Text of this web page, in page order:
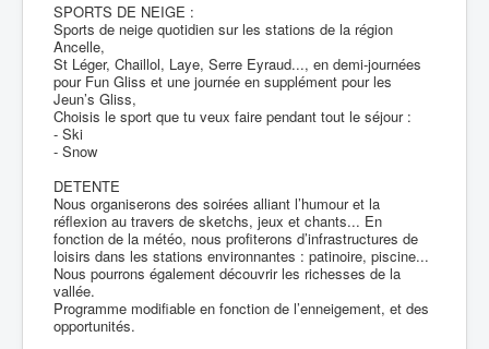
SPORTS DE NEIGE :
Sports de neige quotidien sur les stations de la région
Ancelle,
St Léger, Chaillol, Laye, Serre Eyraud..., en demi-journées
pour Fun Gliss et une journée en supplément pour les
Jeun’s Gliss,
Choisis le sport que tu veux faire pendant tout le séjour :
- Ski
- Snow
DETENTE
Nous organiserons des soirées alliant l’humour et la
réflexion au travers de sketchs, jeux et chants... En
fonction de la météo, nous profiterons d’infrastructures de
loisirs dans les stations environnantes : patinoire, piscine...
Nous pourrons également découvrir les richesses de la
vallée.
Programme modifiable en fonction de l’enneigement, et des
opportunités.